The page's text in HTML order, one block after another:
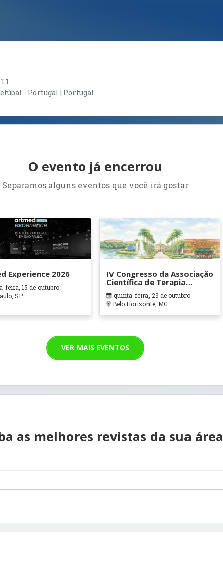
- Portugal | Portugal
O evento já encerrou
Separamos alguns eventos que você irá gostar
Experience 2026
feira, 15 de outubro
SP
IV Congresso da Associação
Científica de Terapia
Ocupacional em Contextos
Hospitalares e Cuidados
Paliativos - ATOHOSP
quinta-feira, 29 de outubro
Belo Horizonte, MG
VER MAIS EVENTOS
as melhores revistas da sua área